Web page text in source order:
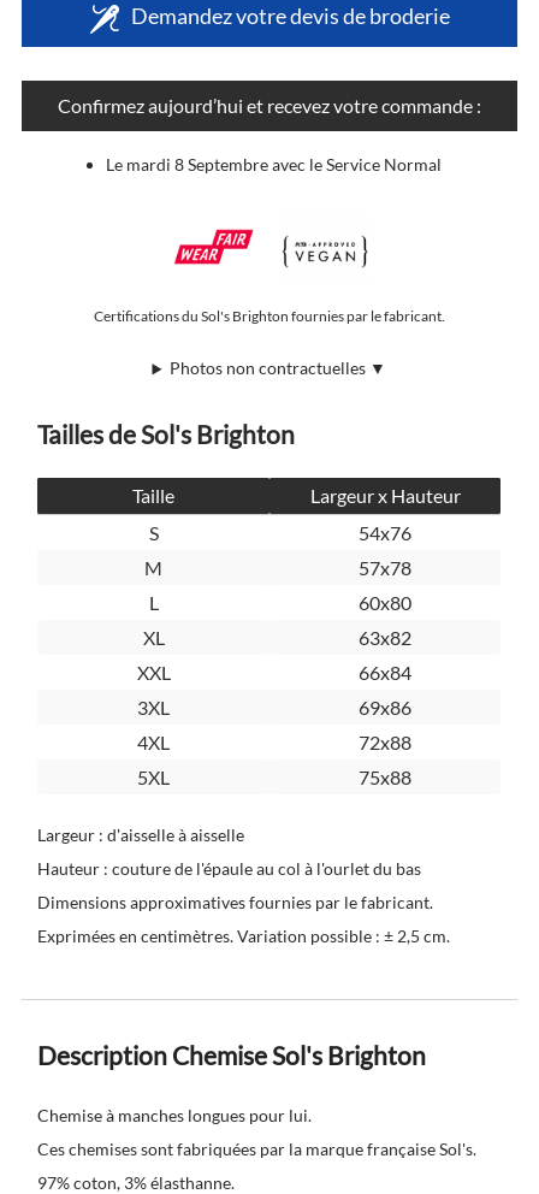
Demandez votre devis de broderie
Confirmez aujourd’hui et recevez votre commande :
Le mardi 8 Septembre avec le Service Normal
Certifications du Sol's Brighton fournies par le fabricant.
Photos non contractuelles ▼
Tailles de Sol's Brighton
Taille
Largeur x Hauteur
S
54x76
M
57x78
L
60x80
XL
63x82
XXL
66x84
3XL
69x86
4XL
72x88
5XL
75x88
Largeur : d'aisselle à aisselle
Hauteur : couture de l'épaule au col à l'ourlet du bas
Dimensions approximatives fournies par le fabricant.
Exprimées en centimètres. Variation possible : ± 2,5 cm.
Description Chemise Sol's Brighton
Chemise à manches longues pour lui.
Ces chemises sont fabriquées par la marque française Sol's.
97% coton, 3% élasthanne.